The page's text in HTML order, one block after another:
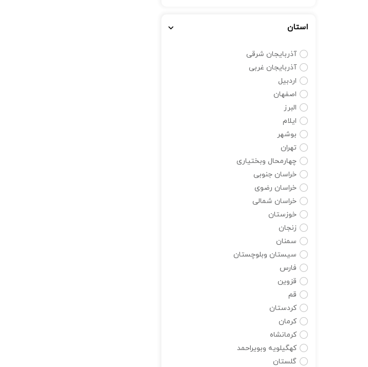
استان
آذربایجان شرقی
آذربایجان غربی
اردبیل
اصفهان
البرز
ایلام
بوشهر
تهران
چهارمحال وبختیاری
خراسان جنوبی
خراسان رضوی
خراسان شمالی
خوزستان
زنجان
سمنان
سیستان وبلوچستان
فارس
قزوین
قم
کردستان
کرمان
کرمانشاه
کهگیلویه وبویراحمد
گلستان